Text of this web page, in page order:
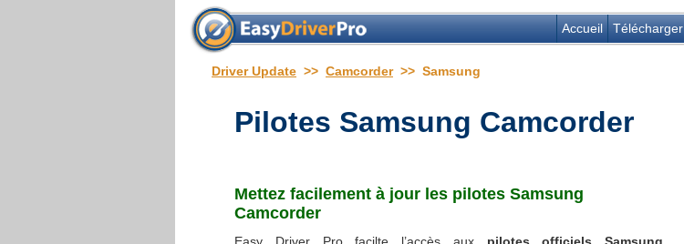
Accueil Télécharger
Driver Update >> Camcorder>> Samsung
Pilotes Samsung Camcorder
Mettez facilement à jour les pilotes Samsung
Camcorder